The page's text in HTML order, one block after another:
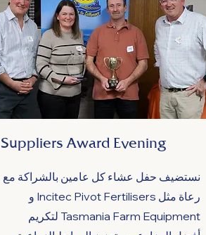
Suppliers Award Evening
نستضيف حفل عشاء كل عامين بالشراكة مع
رعاة مثل Incitec Pivot Fertilisers و
Tasmania Farm Equipment لتكريم